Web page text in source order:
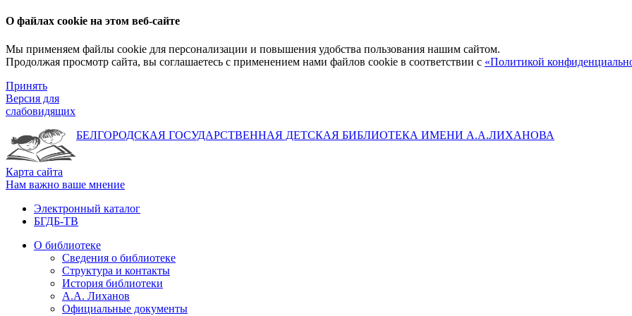
О файлах cookie на этом веб-сайте
Мы применяем файлы cookie для персонализации и повышения удобства пользования нашим сайтом.
Продолжая просмотр сайта, вы соглашаетесь с применением нами файлов cookie в соответствии с «Политикой
Принять
Версия для
слабовидящих
БЕЛГОРОДСКАЯ ГОСУДАРСТВЕННАЯ ДЕТСКАЯ БИБЛИОТЕКА ИМЕНИ А.А.ЛИХАНОВА
Карта сайта
Нам важно ваше мнение
Электронный каталог
БГДБ-ТВ
О библиотеке
Сведения о библиотеке
Структура и контакты
История библиотеки
А.А. Лиханов
Официальные документы